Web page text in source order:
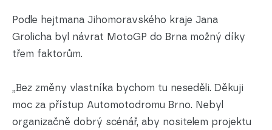
Podle hejtmana Jihomoravského kraje Jana
Grolicha byl návrat MotoGP do Brna možný díky
třem faktorům.
„Bez změny vlastníka bychom tu neseděli. Děkuji
moc za přístup Automotodromu Brno. Nebyl
organizačně dobrý scénář, aby nositelem projektu